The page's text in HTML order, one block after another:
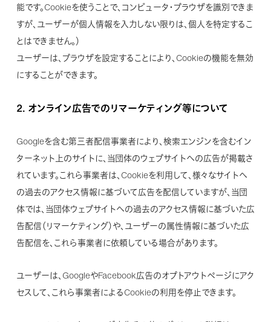
能です。Cookieを使うことで、コンピュータ・ブラウザを識別できま
すが、ユーザーが個人情報を入力しない限りは、個人を特定するこ
とはできません。）
ユーザーは、ブラウザを設定することにより、Cookieの機能を無効
にすることができます。
2. オンライン広告でのリマーケティング等について
Googleを含む第三者配信事業者により、検索エンジンを含むイン
ターネット上のサイトに、当団体のウェブサイトへの広告が掲載さ
れています。これら事業者は、Cookieを利用して、様々なサイトへ
の過去のアクセス情報に基づいて広告を配信していますが、当団
体では、当団体ウェブサイトへの過去のアクセス情報に基づいた広
告配信（リマーケティング）や、ユーザーの属性情報に基づいた広
告配信を、これら事業者に依頼している場合があります。
ユーザーは、GoogleやFacebook広告のオプトアウトページにアク
セスして、これら事業者によるCookieの利用を停止できます。